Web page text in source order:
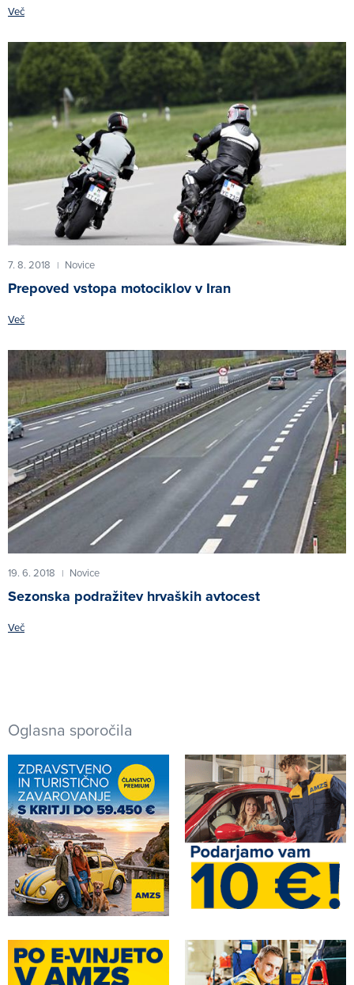
Več
7. 8. 2018 | Novice
Prepoved vstopa motociklov v Iran
Več
19. 6. 2018 | Novice
Sezonska podražitev hrvaških avtocest
Več
Oglasna sporočila